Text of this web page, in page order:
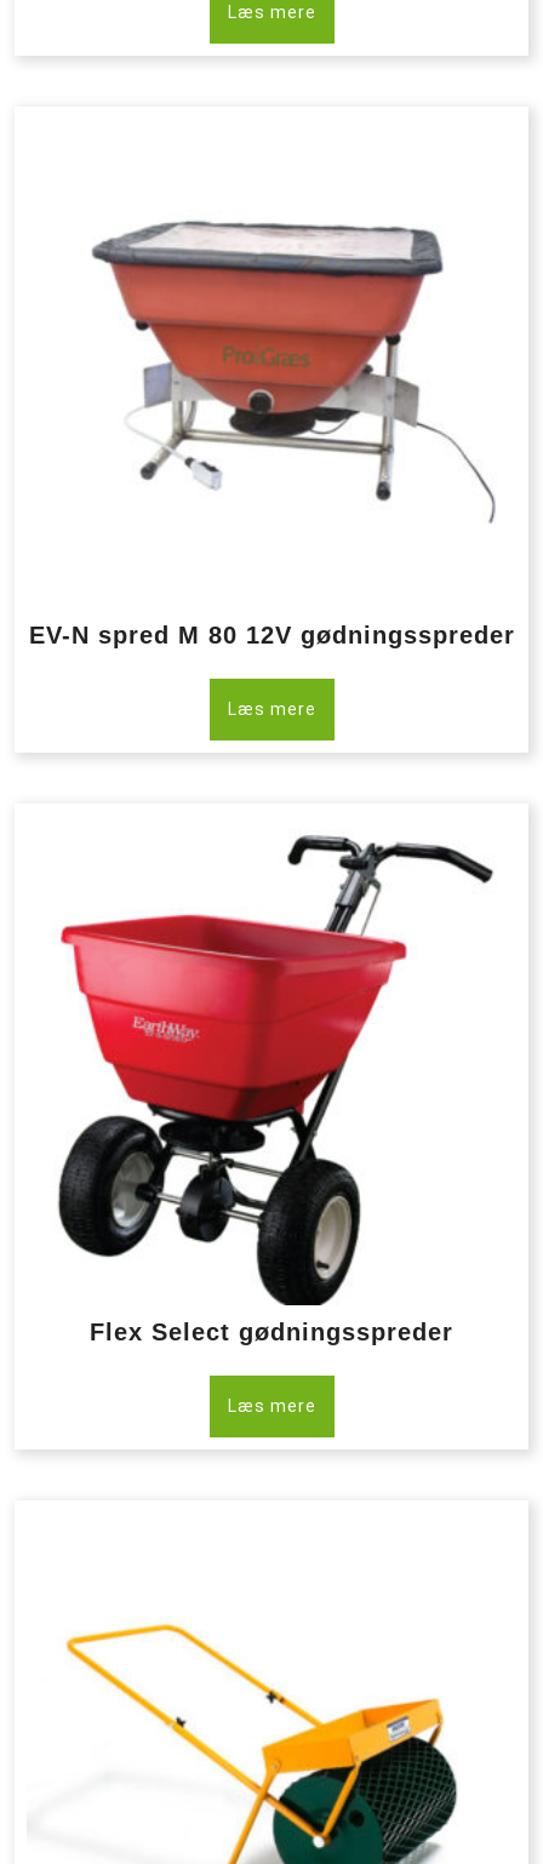
Læs mere
EV-N spred M 80 12V gødningsspreder
Læs mere
Flex Select gødningsspreder
Læs mere